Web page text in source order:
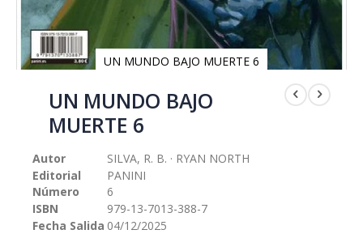
UN MUNDO BAJO MUERTE 6
comienzo
galería
imágenes
UN MUNDO BAJO
MUERTE 6
Autor
SILVA, R. B. · RYAN NORTH
Editorial
PANINI
Número
6
ISBN
979-13-7013-388-7
Fecha Salida 04/12/2025